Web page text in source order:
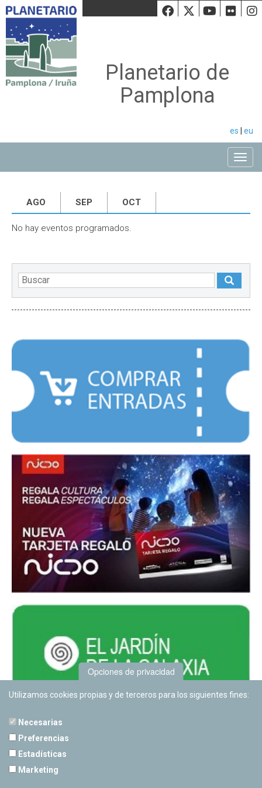
Facebook
Twiiter
Planetario de
Pamplona
es eu
AGO SEP OCT
No hay eventos programados.
Opciones de privacidad
Utilizamos cookies propias y de terceros para los siguientes fines:
Necesarias
Preferencias
Estadísticas
Marketing